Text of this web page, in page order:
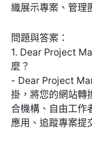
織展示專案、管理
問題與答案：
1. Dear Project
麼？
- Dear Project
掛，將您的網站轉
合機構、自由工作
應用、追蹤專案提